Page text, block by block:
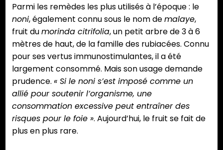
Parmi les remèdes les plus utilisés à l’époque : le
noni, également connu sous le nom demalaye,
fruit dumorinda citrifolia, un petit arbre de 3 à 6
mètres de haut, de la famille des rubiacées. Connu
pour ses vertus immunostimulantes, il a été
largement consommé. Mais son usage demande
prudence. « Si le noni s’est imposé comme un
allié pour soutenir l’organisme, une
consommation excessive peut entraîner des
risques pour le foie ». Aujourd’hui, le fruit se fait de
plus en plus rare.